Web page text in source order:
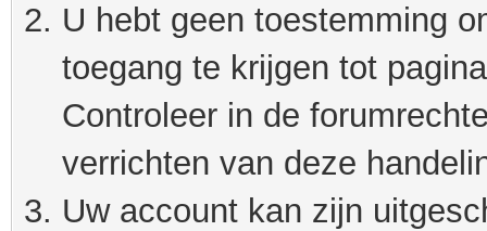
U hebt geen toestemming
toegang te krijgen tot
Controleer in de
verrichten van deze
Uw account kan zijn